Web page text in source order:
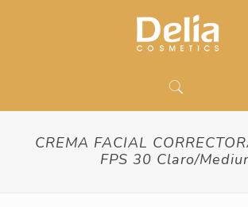
CREMA FACIAL
FPS 30 Claro/